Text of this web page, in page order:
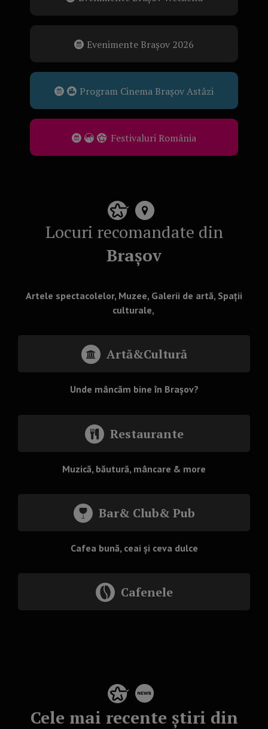
Evenimente Brașov 2026
Program Cinema Brașov Astăzi
Festivaluri România
Locuri recomandate din
Brașov
Artele spectacolelor, Muzee, Galerii de artă, Spații
culturale,
Artă&Cultură
Unde mâncăm bine în Brașov?
Restaurante
Muzică, băutură, mâncare & more
Bar& Club& Pub
Cafea bună, ceai și ceva dulce
Cafenele
Cele mai recente știri din